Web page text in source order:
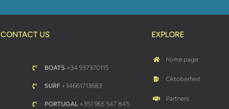
CONTACT US
BOATS +34 937370115
SURF +34661713683
PORTUGAL +351 965 547 845
EXPLORE
home page
Oktoberfest
Partners